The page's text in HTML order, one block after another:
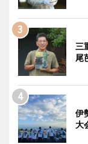
三
尾
伊
大